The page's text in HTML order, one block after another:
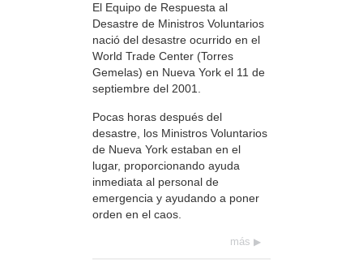
El Equipo de Respuesta al
Desastre de Ministros Voluntarios
nació del desastre ocurrido en el
World Trade Center (Torres
Gemelas) en Nueva York el 11 de
septiembre del 2001.
Pocas horas después del
desastre, los Ministros Voluntarios
de Nueva York estaban en el
lugar, proporcionando ayuda
inmediata al personal de
emergencia y ayudando a poner
orden en el caos.
más